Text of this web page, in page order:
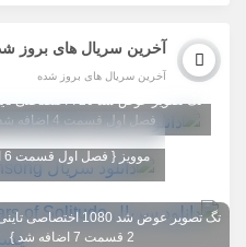
آخرین سریال های بروز
آخرین سریال های بروز شده
تگ تصویر عوض شد 720
فصل اول قسمت 4 اضافه شد }
تگ
موویز { فصل اول قسمت 6 اضافه شد }
تگ تصویر عوض شد 1080
2 قسمت 7 اضافه شد }